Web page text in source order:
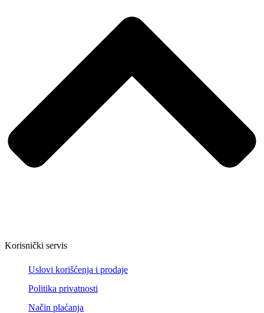
Korisnički servis
Uslovi korišćenja i prodaje
Politika privatnosti
Način plaćanja